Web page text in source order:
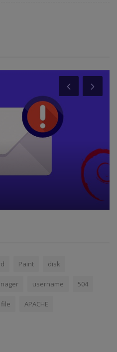
Paint disk
username 504
file APACHE